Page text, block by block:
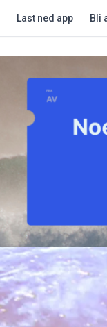
Last ned app Bli